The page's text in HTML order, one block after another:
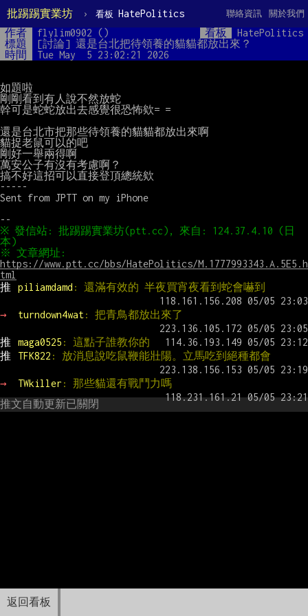
批踢踢實業坊 › 看板 HatePolitics 關於我們
聯絡資訊
返回看板
作者 flylim0902 () 看板
HatePolitics
標題
[討論] 還是台北把待領養的貓貓都放出來？
時間
Tue May  5 23:02:21 2026
如題啦
剛剛看到有人說不然放蛇
幹可是蛇蛇放出去感覺很恐怖欸= =
還是台北市把那些待領養的貓貓都放出來啊
貓捉老鼠可以的吧
剛好一舉兩得啊
萬安公子有沒有考慮啊？
搞不好這招可以直接登頂總統欸
-----
Sent from JPTT on my iPhone
※ 發信站: 批踢踢實業坊(ptt.cc), 來自: 124.37.4.10 (日
https://www.ptt.cc/bbs/HatePolitics/M.1777993343.A.5E5.h
tml
推
piliamdamd : 還滿有效的 半夜買宵夜看到蛇會嚇到
→ turndown4wat: 把青鳥都放出來了
推 maga0525 : 這點子誰教你的
推
TFK822 : 放消息說吃鼠鞭能壯陽。立馬吃到絕種都會
→ TWkiller : 那些貓還有戰鬥力嗎
推文自動更新已關閉